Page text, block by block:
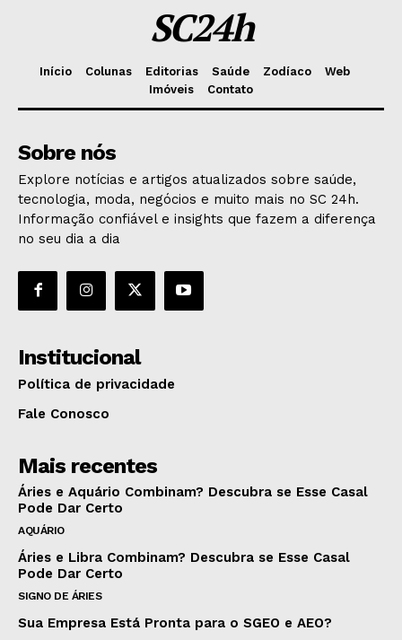
SC24h
Início Colunas Editorias Saúde Zodíaco
Web
Imóveis
Contato
Sobre nós
Explore notícias e artigos atualizados sobre saúde,
tecnologia, moda, negócios e muito mais no SC 24h.
Informação confiável e insights que fazem a diferença
no seu dia a dia
Institucional
Política de privacidade
Fale Conosco
Mais recentes
Áries e Aquário Combinam? Descubra se Esse Casal
Pode Dar Certo
AQUÁRIO
Áries e Libra Combinam? Descubra se Esse Casal
Pode Dar Certo
SIGNO DE ÁRIES
Sua Empresa Está Pronta para o SGEO e AEO?